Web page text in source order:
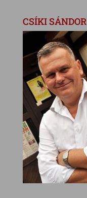
CSÍKI SÁNDOR